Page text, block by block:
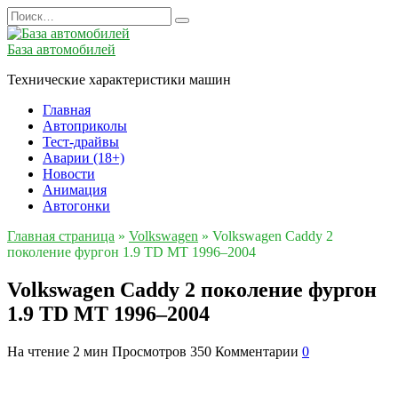
Перейти
к
содержанию
Search
for:
База автомобилей
Технические характеристики машин
Главная
Автоприколы
Тест-драйвы
Аварии (18+)
Новости
Анимация
Автогонки
Главная страница » Volkswagen » Volkswagen Caddy 2
поколение фургон 1.9 TD MT 1996–2004
Volkswagen Caddy 2 поколение фургон
1.9 TD MT 1996–2004
На чтение 2 мин Просмотров 350 Комментарии 0